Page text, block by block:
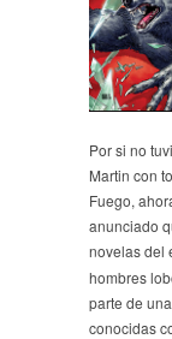
Por si no
Martin con
Fuego,
anunciado
novelas del
hombres
parte de
conocidas